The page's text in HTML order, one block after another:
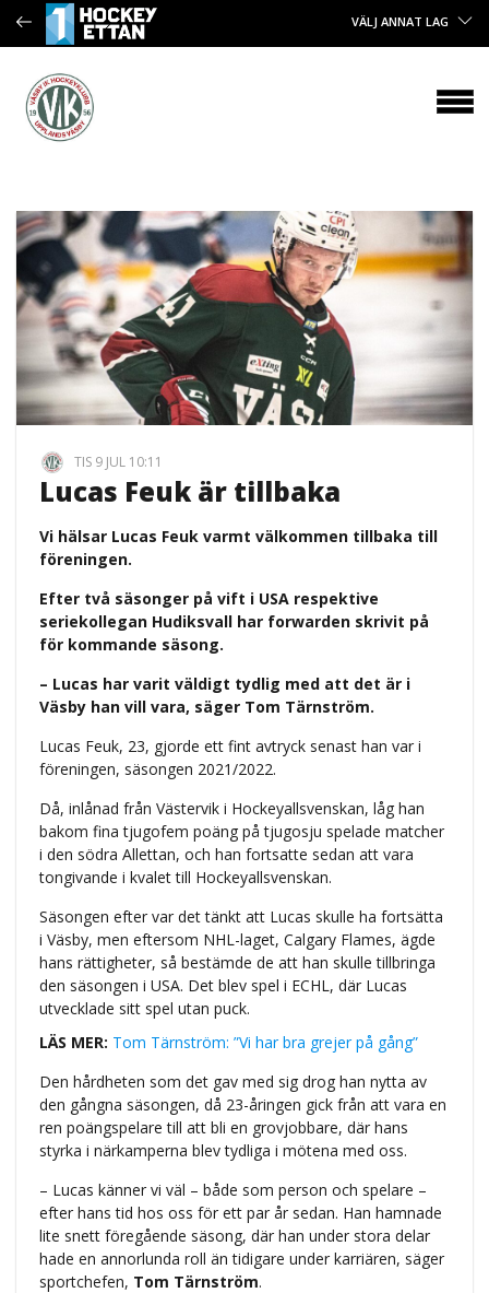
VÄLJ ANNAT LAG
TIS 9 JUL 10:11
Lucas Feuk är tillbaka
Vi hälsar Lucas Feuk varmt välkommen tillbaka till
föreningen.
Efter två säsonger på vift i USA respektive
seriekollegan Hudiksvall har forwarden skrivit på
för kommande säsong.
– Lucas har varit väldigt tydlig med att det är i
Väsby han vill vara, säger Tom Tärnström.
Lucas Feuk, 23, gjorde ett fint avtryck senast han var i
föreningen, säsongen 2021/2022.
Då, inlånad från Västervik i Hockeyallsvenskan, låg han
bakom fina tjugofem poäng på tjugosju spelade matcher
i den södra Allettan, och han fortsatte sedan att vara
tongivande i kvalet till Hockeyallsvenskan.
Säsongen efter var det tänkt att Lucas skulle ha fortsätta
i Väsby, men eftersom NHL-laget, Calgary Flames, ägde
hans rättigheter, så bestämde de att han skulle tillbringa
den säsongen i USA. Det blev spel i ECHL, där Lucas
utvecklade sitt spel utan puck.
LÄS MER: Tom Tärnström: ”Vi har bra grejer på gång”
Den hårdheten som det gav med sig drog han nytta av
den gångna säsongen, då 23-åringen gick från att vara en
ren poängspelare till att bli en grovjobbare, där hans
styrka i närkamperna blev tydliga i mötena med oss.
– Lucas känner vi väl – både som person och spelare –
efter hans tid hos oss för ett par år sedan. Han hamnade
lite snett föregående säsong, där han under stora delar
hade en annorlunda roll än tidigare under karriären, säger
sportchefen, Tom Tärnström.